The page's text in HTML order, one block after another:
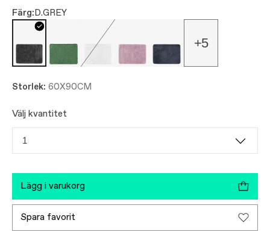
Färg:D.GREY
+5
Storlek: 60X90CM
Välj kvantitet
1
lägg i varukorg
spara favorit